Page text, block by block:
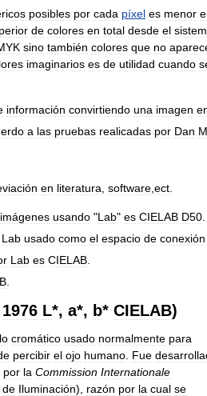
posibles por cada píxel es menor
de colores en total desde el
sino también colores que no
imaginarios es de utilidad cuando
información convirtiendo una imagen
a las pruebas realicadas por Dan
en literatura software ect
imágenes usando "Lab" es CIELAB D50
Lab usado como el espacio de conexión
Lab es CIELAB
1976 L*, a*, b* CIELAB)
cromático usado normalmente para
percibir el ojo humano Fue
por la Commission Internationale
de Iluminación), razón por la cual se